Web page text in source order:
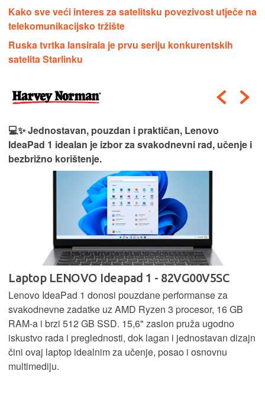
Kako sve veći interes za satelitsku povezivost utječe na
telekomunikacijsko tržište
Ruska tvrtka lansirala je prvu seriju konkurentskih
satelita Starlinku
💻✨ Jednostavan, pouzdan i praktičan, Lenovo
IdeaPad 1 idealan je izbor za svakodnevni rad, učenje i
bezbrižno korištenje.
Laptop LENOVO Ideapad 1 - 82VG00V5SC
Lenovo IdeaPad 1 donosi pouzdane performanse za
svakodnevne zadatke uz AMD Ryzen 3 procesor, 16 GB
RAM-a i brzi 512 GB SSD. 15,6" zaslon pruža ugodno
iskustvo rada i preglednosti, dok lagan i jednostavan dizajn
čini ovaj laptop idealnim za učenje, posao i osnovnu
multimediju.